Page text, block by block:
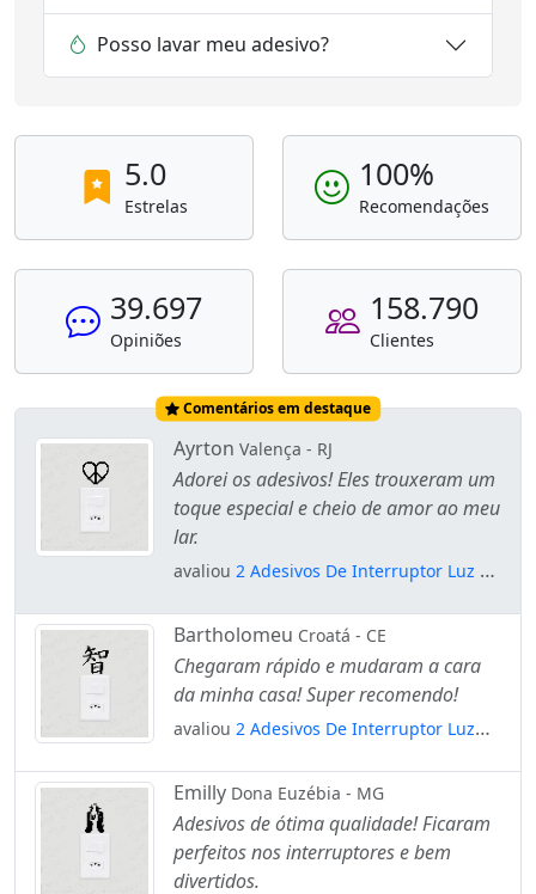
Posso lavar meu adesivo?
5.0
Estrelas
100%
Recomendações
39.697
Opiniões
158.790
Clientes
Comentários em destaque
Ayrton Valença - RJ
Adorei os adesivos! Eles trouxeram um
toque especial e cheio de amor ao meu
lar.
avaliou 2 Adesivos De Interruptor Luz E
Bartholomeu Croatá - CE
Chegaram rápido e mudaram a cara
da minha casa! Super recomendo!
avaliou 2 Adesivos De Interruptor Luz
Mod:109
Emilly Dona Euzébia - MG
Adesivos de ótima qualidade! Ficaram
perfeitos nos interruptores e bem
divertidos.